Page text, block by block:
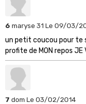
6 maryse 31 Le 09/03/
un petit coucou pour te
profite de MON repos JE
7 dom Le 03/02/2014